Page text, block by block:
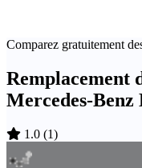
Comparez gratuitement
Remplacement
Mercedes-Benz
1.0 (1)